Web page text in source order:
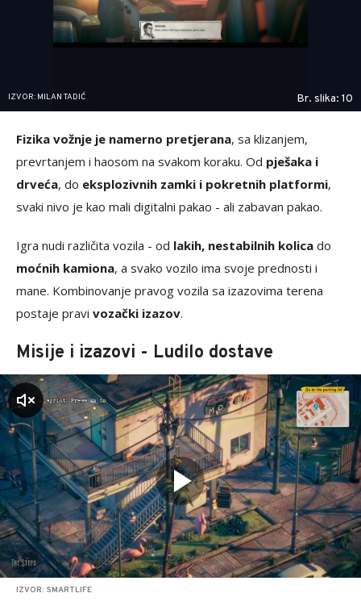
IZVOR: MILAN TADIĆ Br. slika: 10
Fizika vožnje je namerno pretjerana, sa klizanjem,
prevrtanjem i haosom na svakom koraku. Od pješaka i
drveća, do eksplozivnih zamki i pokretnih platformi,
svaki nivo je kao mali digitalni pakao - ali zabavan pakao.
Igra nudi različita vozila - od lakih, nestabilnih kolica do
moćnih kamiona, a svako vozilo ima svoje prednosti i
mane. Kombinovanje pravog vozila sa izazovima terena
postaje pravi vozački izazov.
Misije i izazovi - Ludilo dostave
IZVOR: SMARTLIFE